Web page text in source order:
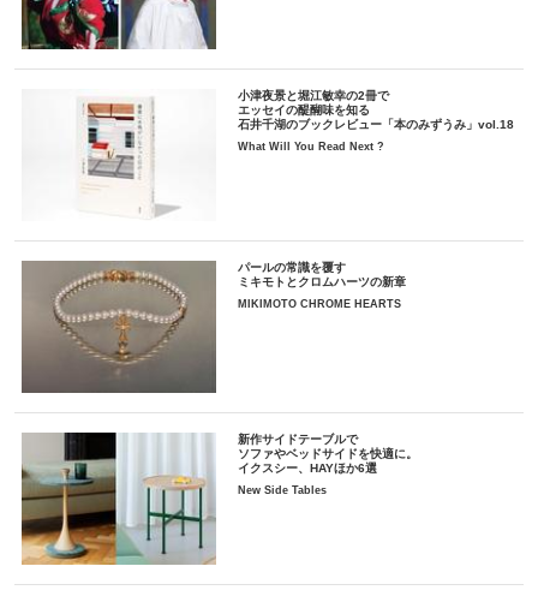
小津夜景と堀江敏幸の2冊で
エッセイの醍醐味を知る
石井千湖のブックレビュー「本のみずうみ」vol.18
What Will You Read Next ?
パールの常識を覆す
ミキモトとクロムハーツの新章
MIKIMOTO CHROME HEARTS
新作サイドテーブルで
ソファやベッドサイドを快適に。
イクスシー、HAYほか6選
New Side Tables